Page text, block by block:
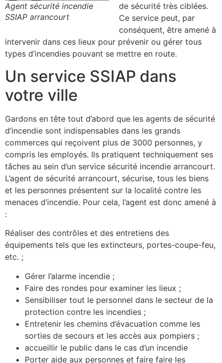
Agent sécurité incendie
SSIAP arrancourt
de sécurité très ciblées.
Ce service peut, par
conséquent, être amené à
intervenir dans ces lieux pour prévenir ou gérer tous
types d’incendies pouvant se mettre en route.
Un service SSIAP dans
votre ville
Gardons en tête tout d’abord que les agents de sécurité
d’incendie sont indispensables dans les grands
commerces qui reçoivent plus de 3000 personnes, y
compris les employés. Ils pratiquent techniquement ses
tâches au sein d’un service sécurité incendie arrancourt.
L’agent de sécurité arrancourt, sécurise, tous les biens
et les personnes présentent sur la localité contre les
menaces d’incendie. Pour cela, l’agent est donc amené à
:
Réaliser des contrôles et des entretiens des
équipements tels que les extincteurs, portes-coupe-feu,
etc. ;
Gérer l’alarme incendie ;
Faire des rondes pour examiner les lieux ;
Sensibiliser tout le personnel dans le secteur de la
protection contre les incendies ;
Entretenir les chemins d’évacuation comme les
sorties de secours et les accès aux pompiers ;
accueillir le public dans le cas d’un incendie
Porter aide aux personnes et faire faire les